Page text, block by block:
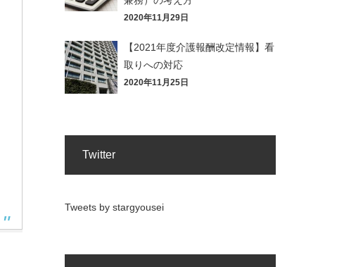
2020年11月29日
【2021年度介護報酬改定情報】看
取りへの対応
2020年11月25日
Twitter
Tweets by stargyousei